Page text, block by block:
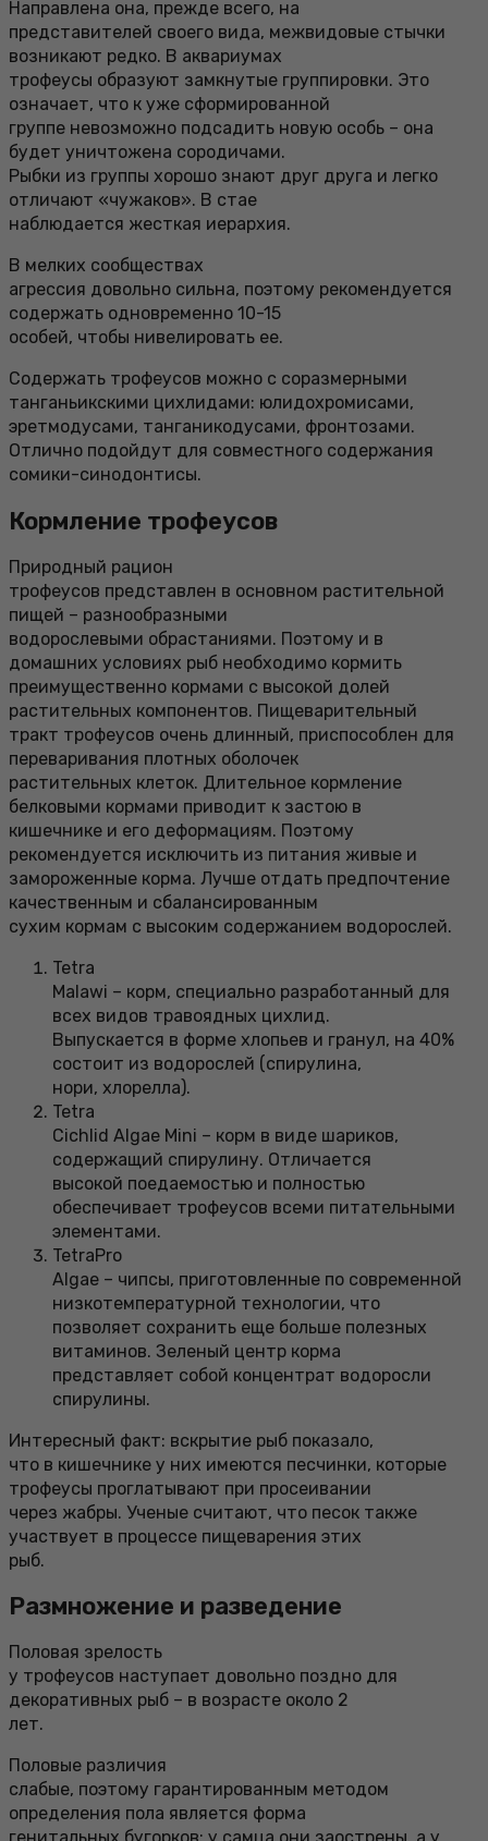
Направлена она, прежде всего, на
представителей своего вида, межвидовые стычки
возникают редко. В аквариумах
трофеусы образуют замкнутые группировки. Это
означает, что к уже сформированной
группе невозможно подсадить новую особь – она
будет уничтожена сородичами.
Рыбки из группы хорошо знают друг друга и легко
отличают «чужаков». В стае
наблюдается жесткая иерархия.
В мелких сообществах
агрессия довольно сильна, поэтому рекомендуется
содержать одновременно 10-15
особей, чтобы нивелировать ее.
Содержать трофеусов можно с соразмерными
танганьикскими цихлидами: юлидохромисами,
эретмодусами, танганикодусами, фронтозами.
Отлично подойдут для совместного содержания
сомики-синодонтисы.
Кормление трофеусов
Природный рацион
трофеусов представлен в основном растительной
пищей – разнообразными
водорослевыми обрастаниями. Поэтому и в
домашних условиях рыб необходимо кормить
преимущественно кормами с высокой долей
растительных компонентов. Пищеварительный
тракт трофеусов очень длинный, приспособлен для
переваривания плотных оболочек
растительных клеток. Длительное кормление
белковыми кормами приводит к застою в
кишечнике и его деформациям. Поэтому
рекомендуется исключить из питания живые и
замороженные корма. Лучше отдать предпочтение
качественным и сбалансированным
сухим кормам с высоким содержанием водорослей.
Tetra
Malawi – корм, специально разработанный для
всех видов травоядных цихлид.
Выпускается в форме хлопьев и гранул, на 40%
состоит из водорослей (спирулина,
нори, хлорелла).
Tetra
Cichlid Algae Mini – корм в виде шариков,
содержащий спирулину. Отличается
высокой поедаемостью и полностью
обеспечивает трофеусов всеми питательными
элементами.
TetraPro
Algae – чипсы, приготовленные по современной
низкотемпературной технологии, что
позволяет сохранить еще больше полезных
витаминов. Зеленый центр корма
представляет собой концентрат водоросли
спирулины.
Интересный факт: вскрытие рыб показало,
что в кишечнике у них имеются песчинки, которые
трофеусы проглатывают при просеивании
через жабры. Ученые считают, что песок также
участвует в процессе пищеварения этих
рыб.
Размножение и разведение
Половая зрелость
у трофеусов наступает довольно поздно для
декоративных рыб – в возрасте около 2
лет.
Половые различия
слабые, поэтому гарантированным методом
определения пола является форма